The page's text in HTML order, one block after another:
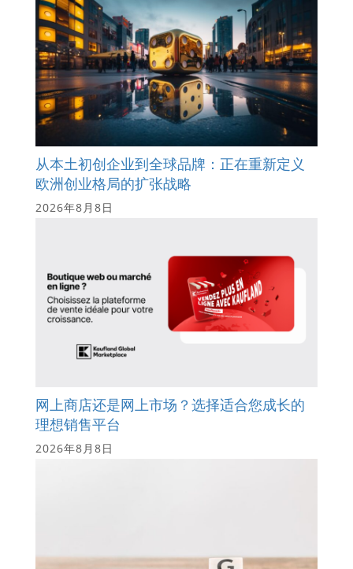
从本土初创企业到全球品牌：正在重新定义
欧洲创业格局的扩张战略
2026年8月8日
网上商店还是网上市场？选择适合您成长的
理想销售平台
2026年8月8日